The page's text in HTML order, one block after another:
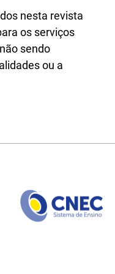
nesta revista
os serviços
sendo
ou a